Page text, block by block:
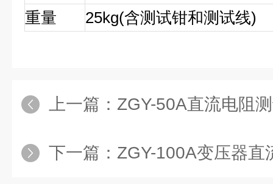
重量 25kg(含测试钳和测试线)
上一篇： ZGY-50A直流电阻
下一篇： ZGY-100A变压器直